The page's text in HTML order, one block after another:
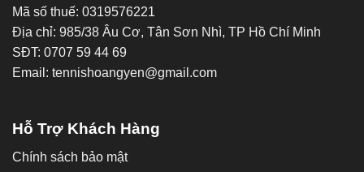
Mã số thuế: 0319576221
Địa chỉ: 985/38 Âu Cơ, Tân Sơn Nhì, TP Hồ Chí Minh
SĐT: 0707 59 44 69
Email: tennishoangyen@gmail.com
Hỗ Trợ Khách Hàng
Chính sách bảo mật